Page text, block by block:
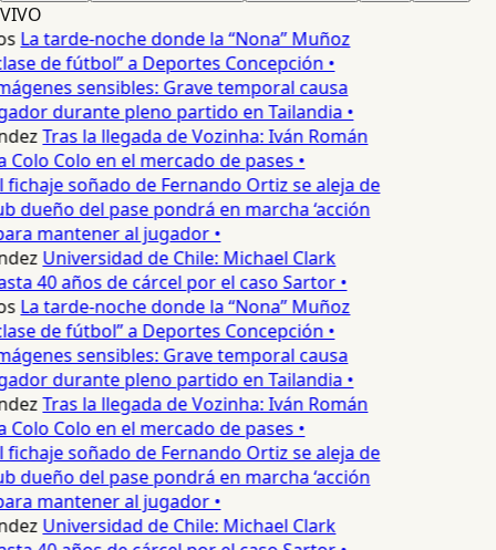
VIVO
La tarde-noche donde la “Nona” Muñoz
de fútbol” a Deportes Concepción •
sensibles: Grave temporal causa
durante pleno partido en Tailandia •
Tras la llegada de Vozinha: Iván Román
Colo en el mercado de pases •
fichaje soñado de Fernando Ortiz se aleja de
dueño del pase pondrá en marcha ‘acción
mantener al jugador •
Universidad de Chile: Michael Clark
40 años de cárcel por el caso Sartor •
La tarde-noche donde la “Nona” Muñoz
de fútbol” a Deportes Concepción •
sensibles: Grave temporal causa
durante pleno partido en Tailandia •
Tras la llegada de Vozinha: Iván Román
Colo en el mercado de pases •
fichaje soñado de Fernando Ortiz se aleja de
dueño del pase pondrá en marcha ‘acción
mantener al jugador •
Universidad de Chile: Michael Clark